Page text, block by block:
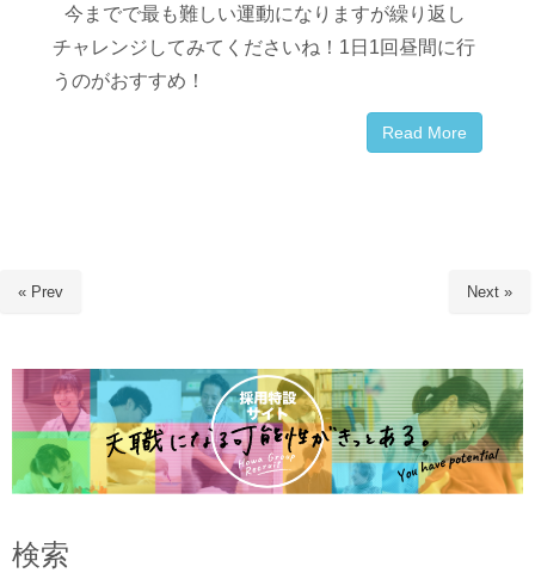
今までで最も難しい運動になりますが繰り返し
チャレンジしてみてくださいね！1日1回昼間に行
うのがおすすめ！
Read More
« Prev Next »
検索